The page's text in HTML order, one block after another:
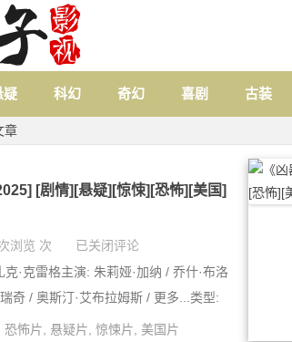
疑 科幻 奇幻 喜剧 古装
章
[剧情][悬疑][惊悚][恐怖][美国]
浏览 次 已关闭评论
·克雷格主演: 朱莉娅·加纳 / 乔什·布洛
奇 / 奥斯汀·艾布拉姆斯 / 更多...类型:
恐怖片 悬疑片 惊悚片 美国片